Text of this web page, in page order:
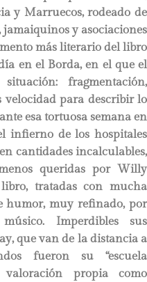
y Marruecos, rodeado de
jamaiquinos y asociaciones
más literario del libro
en el Borda, en el que el
fragmentación,
para describir lo
esa tortuosa semana en
infierno de los hospitales
cantidades incalculables,
queridas por Willy
tratadas con mucha
humor, muy refinado, por
Imperdibles sus
que van de la distancia a
fueron su “escuela
propia como